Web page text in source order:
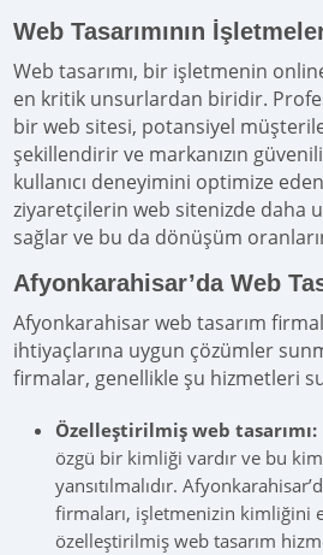
Web Tasarımının
Web tasarımı, bir işletmenin
en kritik unsurlardan biridir.
bir web sitesi, potansiyel
şekillendirir ve markanızın
kullanıcı deneyimini optimize
ziyaretçilerin web sitenizde daha
sağlar ve bu da dönüşüm
Afyonkarahisar’da Web
Afyonkarahisar web tasarım
ihtiyaçlarına uygun çözümler
firmalar, genellikle şu hizmetleri
Özelleştirilmiş web tasarımı:
özgü bir kimliği vardır ve bu
yansıtılmalıdır.
firmaları, işletmenizin kimliğini
özelleştirilmiş web tasarım